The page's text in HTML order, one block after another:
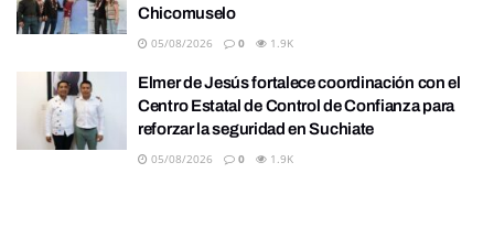
Chicomuselo
05/08/2026 0 1.9K
Elmer de Jesús fortalece coordinación con el
Centro Estatal de Control de Confianza para
reforzar la seguridad en Suchiate
05/08/2026 0 1.9K